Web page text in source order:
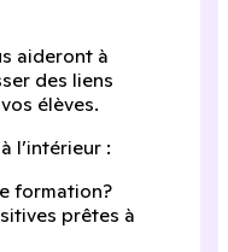
aideront à
des liens
élèves.
l’intérieur :
formation?
prêtes à